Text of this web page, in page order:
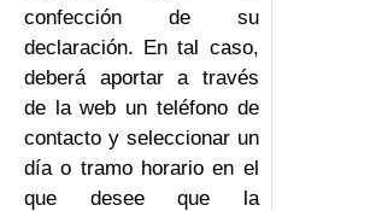
confección de su
declaración. En tal caso,
deberá aportar a través
de la web un teléfono de
contacto y seleccionar un
día o tramo horario en el
que desee que la